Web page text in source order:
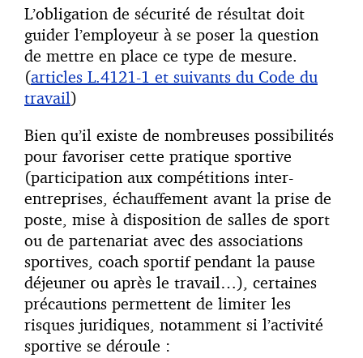
L’obligation de sécurité de résultat doit
guider l’employeur à se poser la question
de mettre en place ce type de mesure.
(articles L.4121-1 et suivants du Code du
travail)
Bien qu’il existe de nombreuses possibilités
pour favoriser cette pratique sportive
(participation aux compétitions inter-
entreprises, échauffement avant la prise de
poste, mise à disposition de salles de sport
ou de partenariat avec des associations
sportives, coach sportif pendant la pause
déjeuner ou après le travail…), certaines
précautions permettent de limiter les
risques juridiques, notamment si l’activité
sportive se déroule :